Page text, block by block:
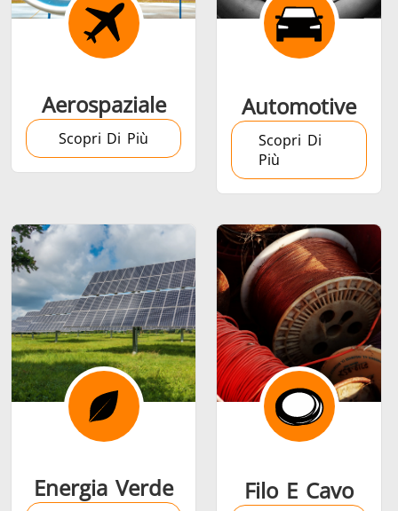
Generatore &
Controllore
Generatori ad
Induzione
Serie SH
Teste di
riscaldamento
Induction
Aerospaziale Automotive
Data
Aerospaziale
Scopri Di Più
Automotive
Scopri Di
Più
Energia Verde Filo E Cavo